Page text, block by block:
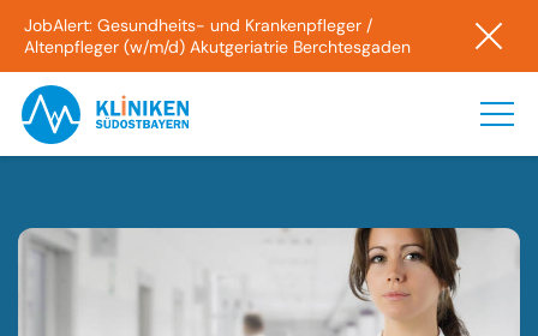
JobAlert: Gesundheits- und Krankenpfleger /
Altenpfleger (w/m/d) Akutgeriatrie Berchtesgaden